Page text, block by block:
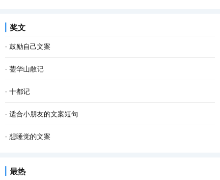
奖文
· 鼓励自己文案
· 蓥华山散记
· 十都记
· 适合小朋友的文案短句
· 想睡觉的文案
最热